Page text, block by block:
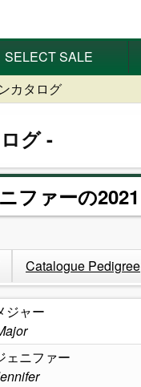
SELECT SALE
カタログ
グ
ファーの2021
Catalogue Pedigree
ジャー
ェニファー